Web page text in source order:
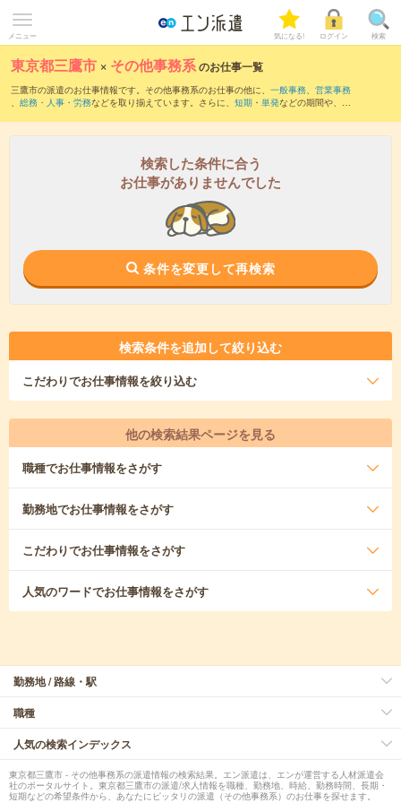
メニュー 気になる! ログイン 検索
東京都三鷹市 × その他事務系のお仕事一覧
三鷹市の派遣のお仕事情報です。その他事務系のお仕事の他に、 一般事務、 営業事務
、 総務・人事・労務などを取り揃えています。さらに、 短期 ・ 単発などの期間や、 職
検索した条件に合う
お仕事がありませんでした
条件を変更して再検索
検索条件を追加して絞り込む
こだわりでお仕事情報を絞り込む
他の検索結果ページを見る
職種でお仕事情報をさがす
勤務地でお仕事情報をさがす
こだわりでお仕事情報をさがす
人気のワードでお仕事情報をさがす
勤務地 / 路線・駅
職種
人気の検索インデックス
東京都三鷹市 - その他事務系の派遣情報の検索結果。エン派遣は、エンが運営する人材派遣会
社のポータルサイト。東京都三鷹市の派遣/求人情報を職種、勤務地、時給、勤務時間、長期・
短期などの希望条件から、あなたにピッタリの派遣（その他事務系）のお仕事を探せます。